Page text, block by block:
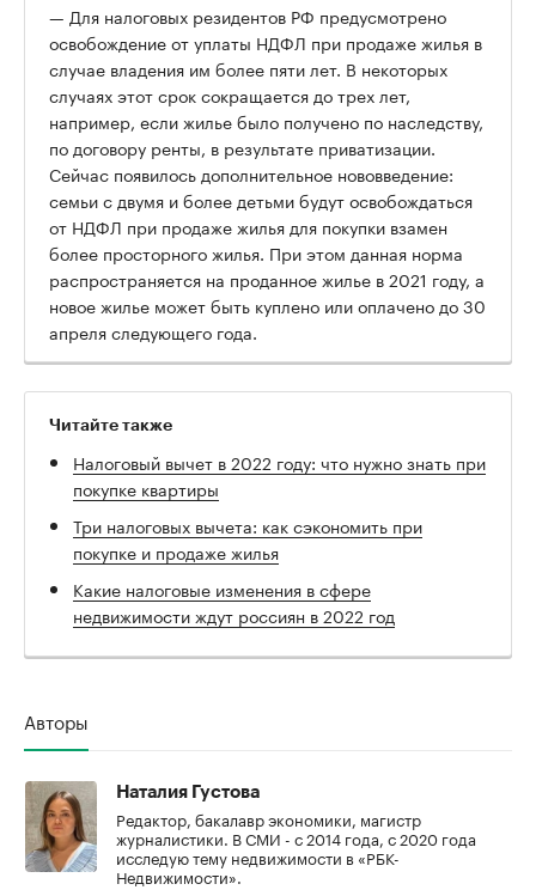
— Для налоговых резидентов РФ предусмотрено
освобождение от уплаты НДФЛ при продаже жилья в
случае владения им более пяти лет. В некоторых
случаях этот срок сокращается до трех лет,
например, если жилье было получено по наследству,
по договору ренты, в результате приватизации.
Сейчас появилось дополнительное нововведение:
семьи с двумя и более детьми будут освобождаться
от НДФЛ при продаже жилья для покупки взамен
более просторного жилья. При этом данная норма
распространяется на проданное жилье в 2021 году, а
новое жилье может быть куплено или оплачено до 30
апреля следующего года.
Читайте также
Налоговый вычет в 2022 году: что нужно знать при
покупке квартиры
Три налоговых вычета: как сэкономить при
покупке и продаже жилья
Какие налоговые изменения в сфере
недвижимости ждут россиян в 2022 год
Авторы
Наталия Густова
Редактор, бакалавр экономики, магистр
журналистики. В СМИ - с 2014 года, с 2020 года
исследую тему недвижимости в «РБК-
Недвижимости».